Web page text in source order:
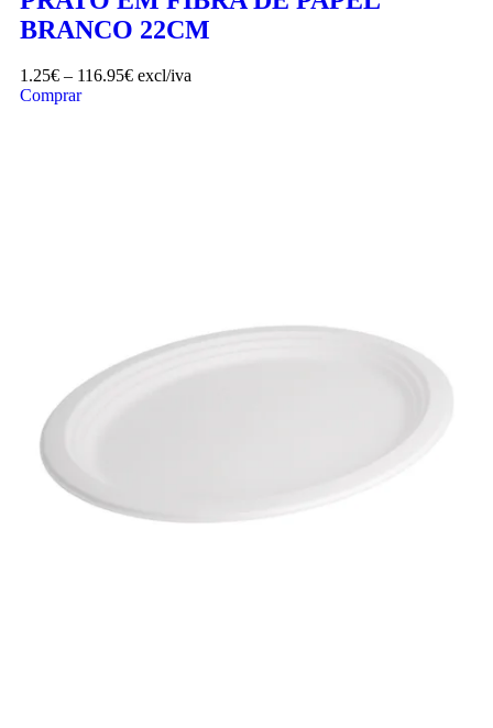
BRANCO 22CM
1.25€ – 116.95€ excl/iva
Comprar